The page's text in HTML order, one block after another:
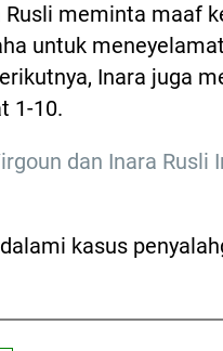
meminta maaf
untuk
Inara juga
1-10.
dan Inara Rusli
kasus